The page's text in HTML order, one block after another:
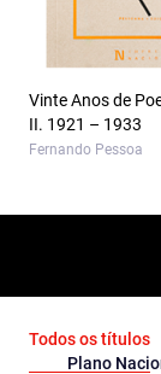
Vinte Anos de
II. 1921 – 1933
Fernando Pessoa
Todos os títulos
Plano